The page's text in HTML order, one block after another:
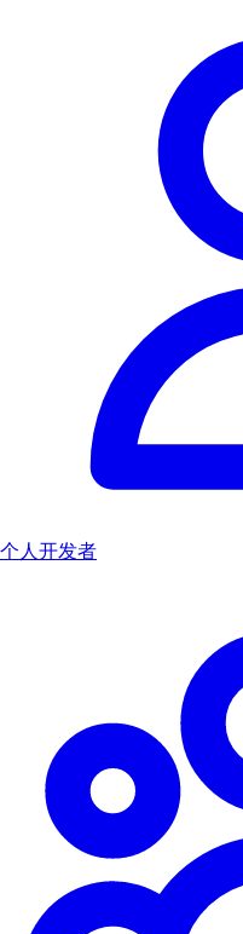
个人开发者